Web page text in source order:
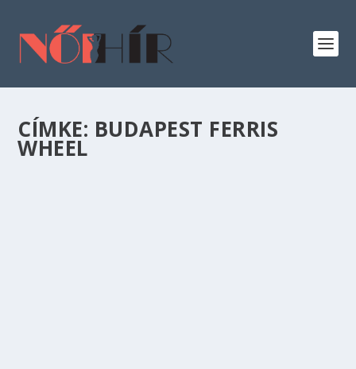
CÍMKE: BUDAPEST FERRIS
WHEEL